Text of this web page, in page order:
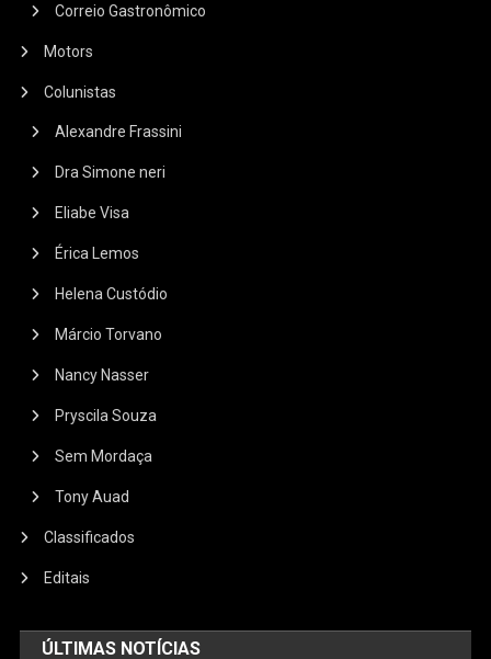
Correio Gastronômico
Motors
Colunistas
Alexandre Frassini
Dra Simone neri
Eliabe Visa
Érica Lemos
Helena Custódio
Márcio Torvano
Nancy Nasser
Pryscila Souza
Sem Mordaça
Tony Auad
Classificados
Editais
ÚLTIMAS NOTÍCIAS